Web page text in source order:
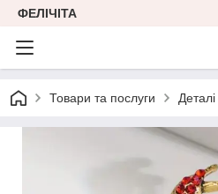
ФЕЛІЧІТА
Товари та послуги